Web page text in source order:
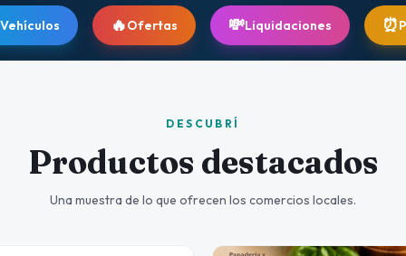
🔥Ofertas 💸Liquidaciones ⏰Pronto
DESCUBRÍ
Productos destacados
Una muestra de lo que ofrecen los comercios locales.